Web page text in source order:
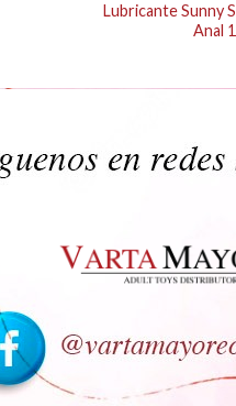
Lubricante Sunny
Anal